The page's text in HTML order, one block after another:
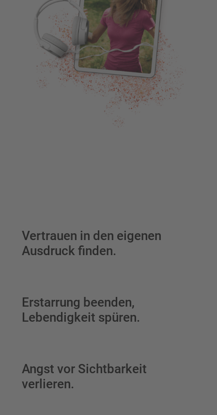
Vertrauen in den eigenen
Ausdruck finden.
Erstarrung beenden,
Lebendigkeit spüren.
Angst vor Sichtbarkeit
verlieren.